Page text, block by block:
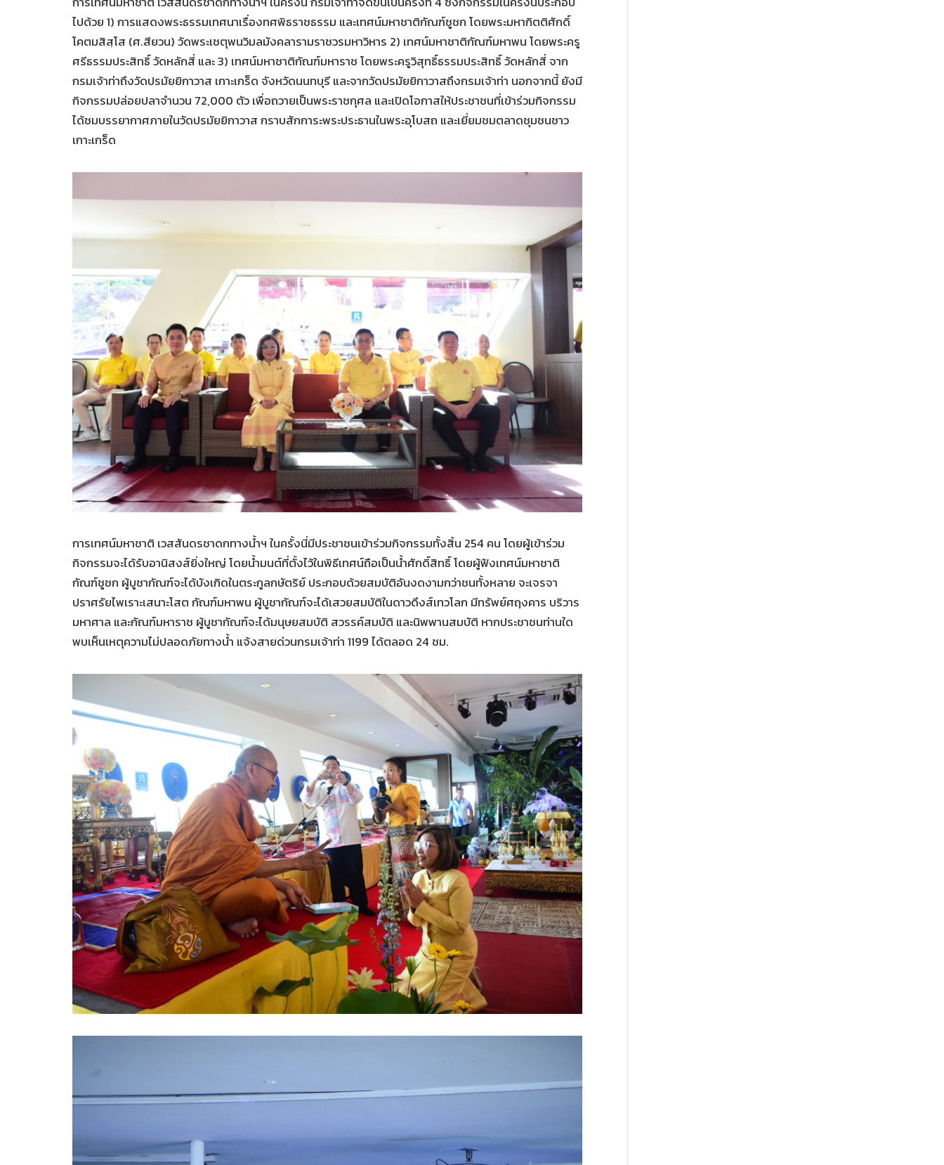
ไปด้วย 1) การแสดงพระธรรมเทศนาเรื่องทศพิธราชธรรม และเทศน์มหาชาติกัณฑ์ชูชก โดยพระมหากิตติศักดิ์
โคตมสิสฺโส (ศ.สียวน) วัดพระเชตุพนวิมลมังคลารามราชวรมหาวิหาร 2) เทศน์มหาชาติกัณฑ์มหาพน โดยพระครู
ศรีธรรมประสิทธิ์ วัดหลักสี่ และ 3) เทศน์มหาชาติกัณฑ์มหาราช โดยพระครูวิสุทธิ์ธรรมประสิทธิ์ วัดหลักสี่ จาก
กรมเจ้าท่าถึงวัดปรมัยยิกาวาส เกาะเกร็ด จังหวัดนนทบุรี และจากวัดปรมัยยิกาวาสถึงกรมเจ้าท่า นอกจากนี้ ยังมี
กิจกรรมปล่อยปลาจำนวน 72,000 ตัว เพื่อถวายเป็นพระราชกุศล และเปิดโอกาสให้ประชาชนที่เข้าร่วมกิจกรรม
ได้ชมบรรยากาศภายในวัดปรมัยยิกาวาส กราบสักการะพระประธานในพระอุโบสถ และเยี่ยมชมตลาดชุมชนชาว
เกาะเกร็ด
การเทศน์มหาชาติ เวสสันดรชาดกทางน้ำฯ ในครั้งนี่มีประชาชนเข้าร่วมกิจกรรมทั้งสิ้น 254 คน โดยผู้เข้าร่วม
กิจกรรมจะได้รับอานิสงส์ยิ่งใหญ่ โดยน้ำมนต์ที่ตั้งไว้ในพิธีเทศน์ถือเป็นน้ำศักดิ์สิทธิ์ โดยผู้ฟังเทศน์มหาชาติ
กัณฑ์ชูชก ผู้บูชากัณฑ์จะได้บังเกิดในตระกูลกษัตริย์ ประกอบด้วยสมบัติอันงดงามกว่าชนทั้งหลาย จะเจรจา
ปราศรัยไพเราะเสนาะโสต กัณฑ์มหาพน ผู้บูชากัณฑ์จะได้เสวยสมบัติในดาวดึงส์เทวโลก มีทรัพย์ศฤงคาร บริวาร
มหาศาล และกัณฑ์มหาราช ผู้บูชากัณฑ์จะได้มนุษยสมบัติ สวรรค์สมบัติ และนิพพานสมบัติ หากประชาชนท่านใด
พบเห็นเหตุความไม่ปลอดภัยทางน้ำ แจ้งสายด่วนกรมเจ้าท่า 1199 ได้ตลอด 24 ชม.